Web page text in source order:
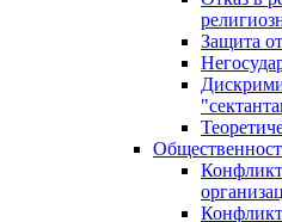
Защита